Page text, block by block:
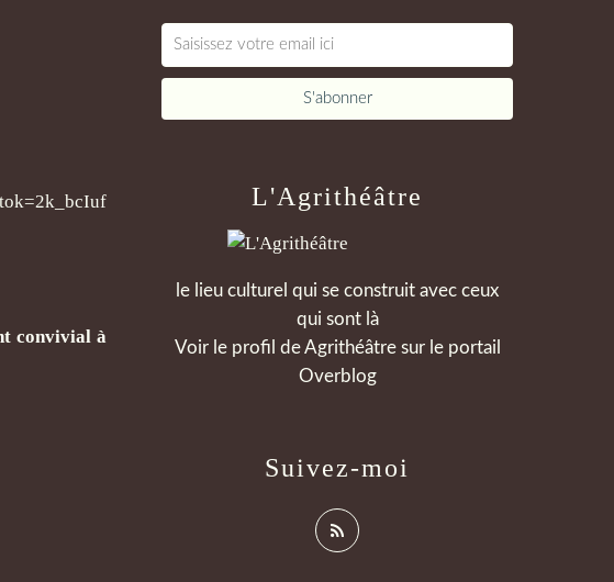
convivial à
L'Agrithéâtre
le lieu culturel qui se construit avec ceux
qui sont là
Voir le profil deAgrithéâtresur le portail
Overblog
Suivez-moi